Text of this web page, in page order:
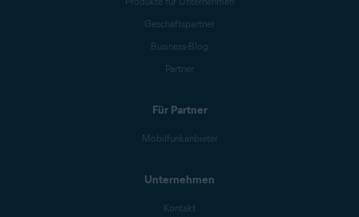
Geschäftspartner
Business-Blog
Partner
Für Partner
Mobilfunkanbieter
Unternehmen
Kontakt